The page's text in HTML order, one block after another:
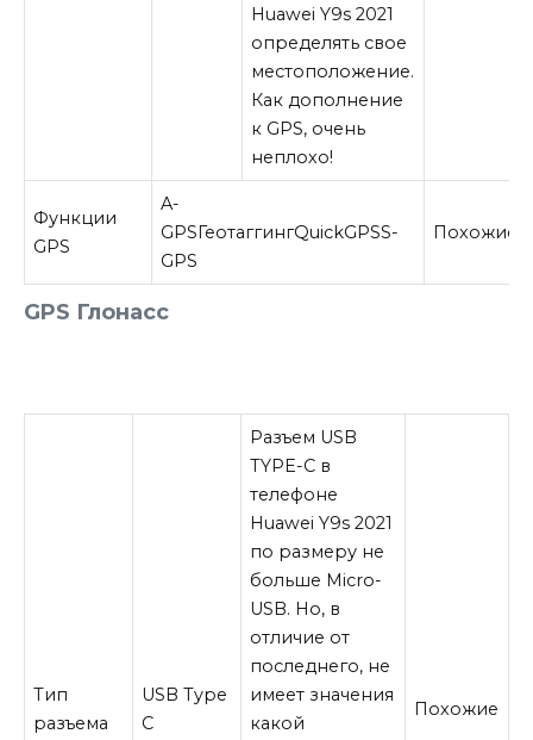
GPS Глонасс
Huawei Y9s 2021
определять свое
местоположение.
Как дополнение
к GPS, очень
неплохо!
Функции
GPS
A-
GPSГеотаггингQuickGPSS-
GPS
Похожие
Тип
разъема
USB Type
C
Разъем USB
TYPE-C в
телефоне
Huawei Y9s 2021
по размеру не
больше Micro-
USB. Но, в
отличие от
последнего, не
имеет значения
какой
Похожие